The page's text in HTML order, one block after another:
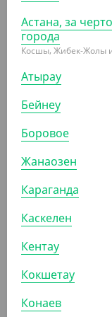
495₸
(9.90 ₸/ШТ)
Крышка d-82 с
1205815, 1205813,
УП (50)
АРТ. 11039
30 000
(50 ₸ /ШТ)
Астана, за
города
Косшы, Жибек-Жолы
Атырау
Бейнеу
Боровое
Жанаозен
Караганда
Каскелен
Кентау
Кокшетау
Конаев